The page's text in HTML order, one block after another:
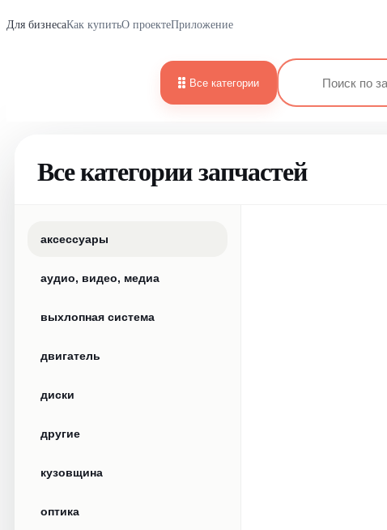
Для бизнесаКак купитьО проектеПриложение
Все категории
Все категории запчастей
аксессуары
аудио, видео, медиа
выхлопная система
двигатель
диски
другие
кузовщина
оптика